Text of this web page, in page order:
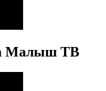
Малыш ТВ